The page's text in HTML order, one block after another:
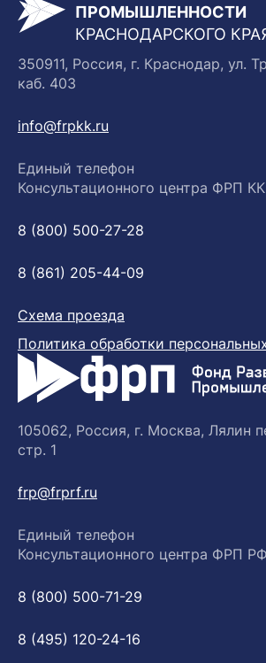
ПРОМЫШЛЕННОСТИ
КРАСНОДАРСКОГО
350911, Россия, г. Краснодар, ул.
каб. 403
info@frpkk.ru
Единый телефон
Консультационного центра ФРП КК
8 (800) 500-27-28
8 (861) 205-44-09
Схема проезда
Политика обработки
105062, Россия, г. Москва, Лялин
стр. 1
frp@frprf.ru
Единый телефон
Консультационного центра ФРП РФ
8 (800) 500-71-29
8 (495) 120-24-16